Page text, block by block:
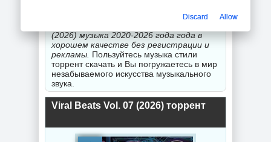
торрентом. Смешанные стили порадуют
(2026) музыка 2020-2026 года года в
хорошем качестве без регистрации и
рекламы. Пользуйтесь музыка стили
торрент скачать и Вы погружаетесь в мир
незабываемого искусства музыкального
звука.
Viral Beats Vol. 07 (2026) торрент
Discard Allow